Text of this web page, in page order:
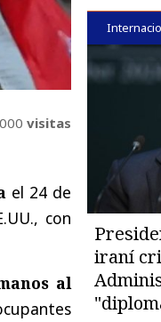
visitas
el 24 de
con
al
iraní